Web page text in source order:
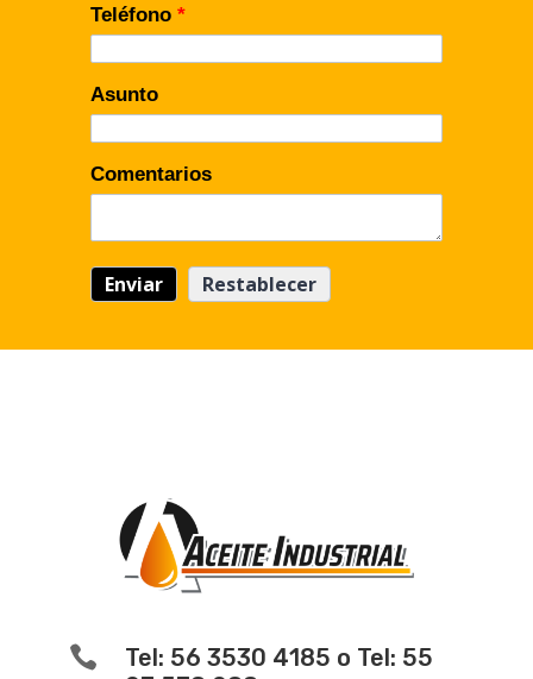
Teléfono *
Asunto
Comentarios

Tel: 56 3530 4185 o Tel: 55